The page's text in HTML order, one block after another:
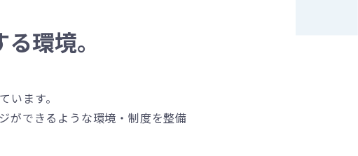
環境。
ます。
ができるような環境・制度を整備